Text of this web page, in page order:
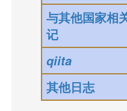
与其他国家相
记
qiita
其他日志